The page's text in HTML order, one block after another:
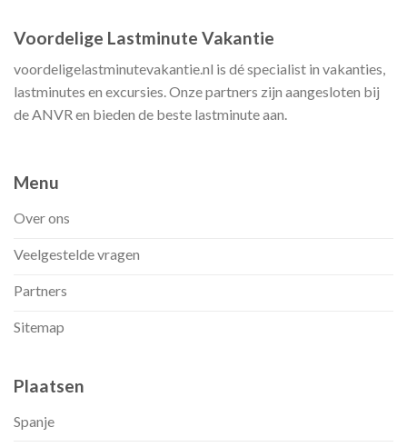
Voordelige Lastminute Vakantie
voordeligelastminutevakantie.nl is dé specialist in vakanties,
lastminutes en excursies. Onze partners zijn aangesloten bij
de ANVR en bieden de beste lastminute aan.
Menu
Over ons
Veelgestelde vragen
Partners
Sitemap
Plaatsen
Spanje